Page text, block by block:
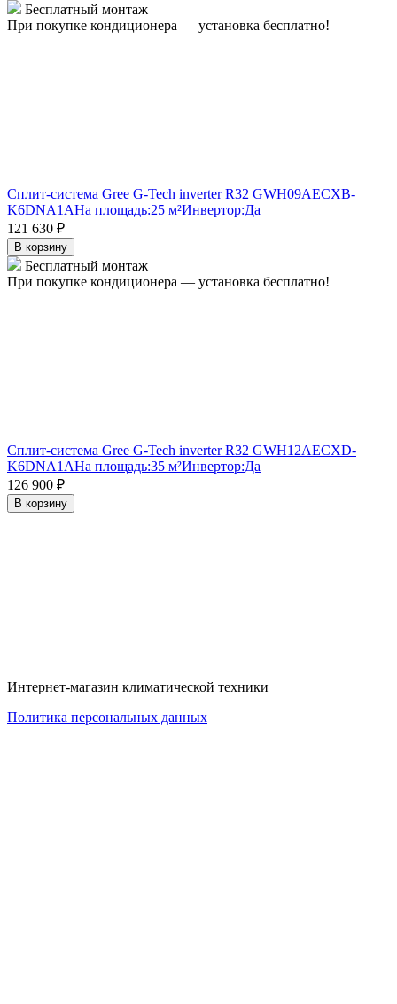
Бесплатный монтаж
При покупке кондиционера — установка бесплатно!
Сплит-система Gree G-Tech inverter R32 GWH09AECXB-
K6DNA1AНа площадь:25 м²Инвертор:Да
121 630 ₽
В корзину
Бесплатный монтаж
При покупке кондиционера — установка бесплатно!
Сплит-система Gree G-Tech inverter R32 GWH12AECXD-
K6DNA1AНа площадь:35 м²Инвертор:Да
126 900 ₽
В корзину
Интернет-магазин климатической техники
Политика персональных данных